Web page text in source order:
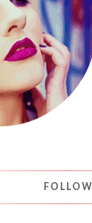
FOLLOW